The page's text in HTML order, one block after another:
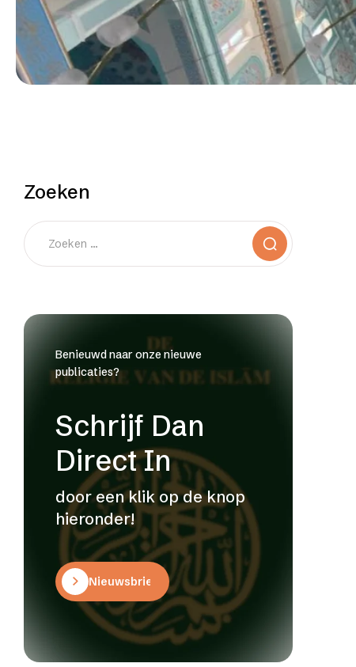
Zoeken
Benieuwd naar onze nieuwe
publicaties?
Schrijf Dan
Direct In
door een klik op de knop
hieronder!
Nieuwsbrief